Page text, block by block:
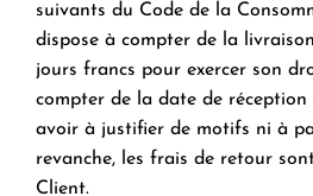
suivants du Code de la
dispose à compter de la
jours francs pour exercer son
compter de la date de
avoir à justifier de motifs ni à
revanche, les frais de retour
Client.